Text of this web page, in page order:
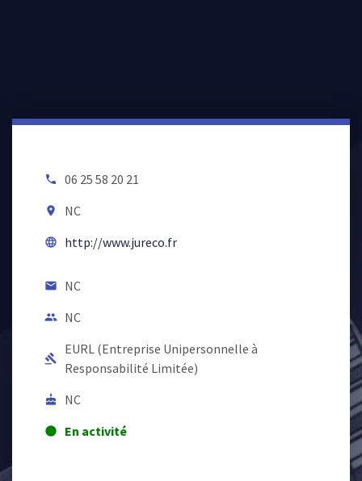
local_phone 06 25 58 20 21
room NC
language http://www.jureco.fr
email NC
people NC
gavel
EURL (Entreprise Unipersonnelle à
Responsabilité Limitée)
cake NC
lens En activité